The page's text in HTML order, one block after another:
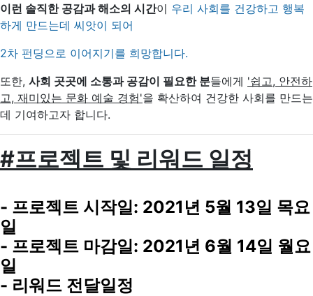
이런 솔직한 공감과 해소의 시간이 우리 사회를 건강하고 행복
하게 만드는데 씨앗이 되어
2차 펀딩으로 이어지기를 희망합니다.
또한, 사회 곳곳에 소통과 공감이 필요한 분들에게 '쉽고, 안전하
고, 재미있는 문화 예술 경험'을 확산하여 건강한 사회를 만드는
데 기여하고자 합니다.
#프로젝트 및 리워드 일정
- 프로젝트 시작일: 2021년 5월 13일 목요
일
- 프로젝트 마감일: 2021년 6월 14일 월요
일
- 리워드 전달일정